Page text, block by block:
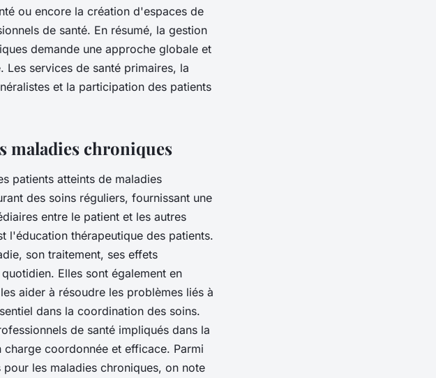
ou encore la création d'espaces de
de santé. En résumé, la gestion
demande une approche globale et
services de santé primaires, la
et la participation des patients
maladies chroniques
patients atteints de maladies
des soins réguliers, fournissant une
entre le patient et les autres
l'éducation thérapeutique des patients.
son traitement, ses effets
Elles sont également en
aider à résoudre les problèmes liés à
dans la coordination des soins.
de santé impliqués dans la
coordonnée et efficace. Parmi
les maladies chroniques, on note